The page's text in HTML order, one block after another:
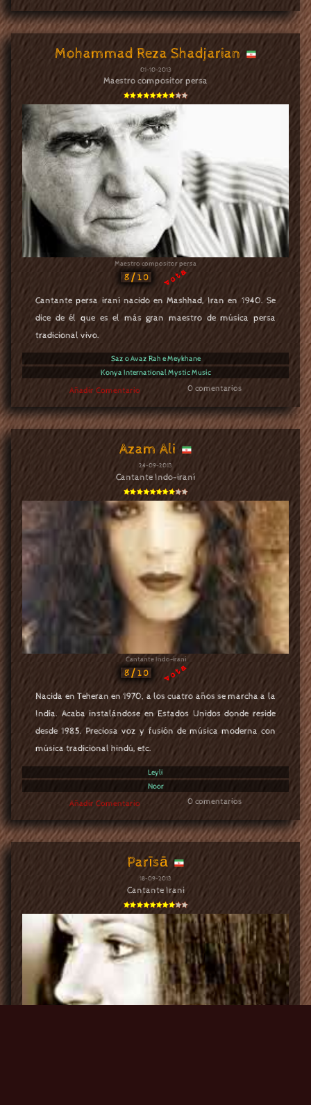
Mohammad Reza Shadjarian
01-10-2013
Maestro compositor persa
Maestro compositor persa
8/10 vota
Cantante persa iraní nacido en Mashhad, Iran en 1940. Se
dice de él que es el más gran maestro de música persa
tradicional vivo.
Saz o Avaz Rah e Meykhane
Konya International Mystic Music
Añadir Comentario 0 comentarios
Azam Ali
24-09-2013
Cantante Indo-iraní
Cantante Indo-iraní
8/10 vota
Nacida en Teheran en 1970, a los cuatro años se marcha a la
India. Acaba instalándose en Estados Unidos donde reside
desde 1985. Preciosa voz y fusión de música moderna con
música tradicional hindú, etc.
Leyli
Noor
Añadir Comentario 0 comentarios
Parīsā
18-09-2013
Cantante Irani